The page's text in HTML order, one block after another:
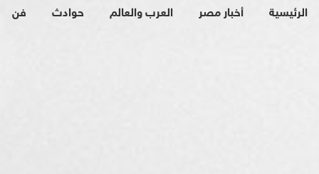
الرئيسية أخبار مصر العرب والعالم حوادث فن